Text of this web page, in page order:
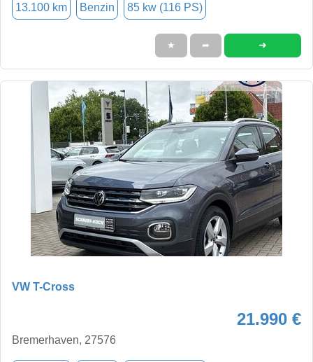
13.100 km Benzin 85 kw (116 PS)
★ ➦ ➜
VW T-Cross
21.990 €
Bremerhaven, 27576